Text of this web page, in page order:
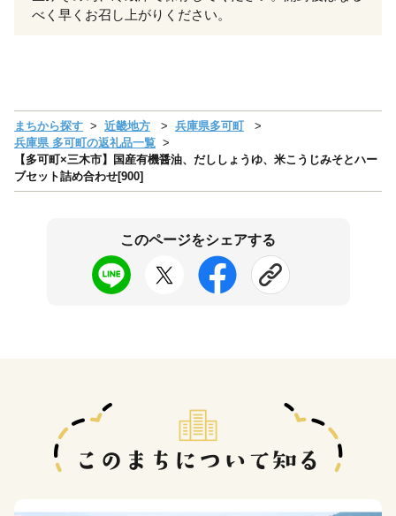
べく早くお召し上がりください。
まちから探す 近畿地方
兵庫県多可町
兵庫県 多可町の返礼品一覧
【多可町×三木市】国産有機醤油、だししょうゆ、米こうじみそとハー
ブセット詰め合わせ[900]
このページをシェアする